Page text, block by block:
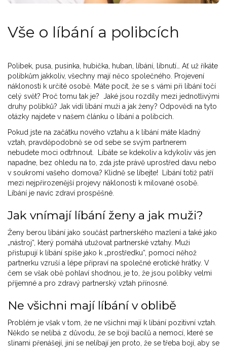
Vše o líbání a polibcích
Polibek, pusa, pusinka, hubička, huban, líbání, líbnutí… Ať už říkáte
polibkům jakkoliv, všechny mají něco společného. Projevení
náklonosti k určité osobě. Máte pocit, že se s vámi při líbání točí
celý svět? Proč tomu tak je? Jaké jsou rozdíly mezi jednotlivými
druhy polibků? Jak vidí líbání muži a jak ženy? Odpovědi na tyto
otázky najdete v našem článku o líbání a polibcích.
Pokud jste na začátku nového vztahu a k líbání máte kladný
vztah, pravděpodobně se od sebe se svým partnerem
nebudete moci odtrhnout. Líbáte se kdekoliv a kdykoliv vás jen
napadne, bez ohledu na to, zda jste právě uprostřed davu nebo
v soukromí vašeho domova? Klidně se líbejte! Líbání totiž patří
mezi nejpřirozenější projevy náklonosti k milované osobě.
Líbání je navíc zdraví prospěšné.
Jak vnímají líbání ženy a jak muži?
Ženy berou líbání jako součást partnerského mazlení a také jako
„nástroj“, který pomáhá utužovat partnerské vztahy. Muži
přistupují k líbání spíše jako k „prostředku“, pomocí něhož
partnerku vzruší a lépe připraví na společné erotické hrátky. V
čem se však obě pohlaví shodnou, je to, že jsou polibky velmi
příjemné a pro zdravý partnerský vztah přínosné.
Ne všichni mají líbání v oblibě
Problém je však v tom, že ne všichni mají k líbání pozitivní vztah.
Někdo se nelíbá z důvodu, že se bojí bacilů a nemocí, které se
slinami přenášejí, jiní se nelíbají jen proto, že se třeba bojí, aby se